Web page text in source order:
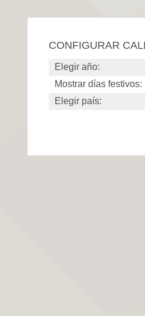
CONFIGURAR
Elegir año:
Mostrar días festivos:
Elegir país: